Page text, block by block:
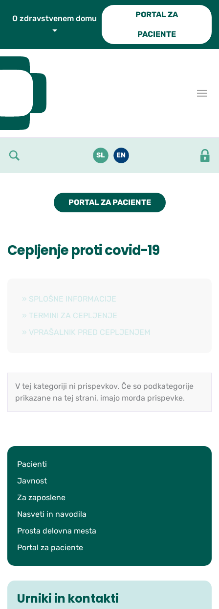
PORTAL ZA
PACIENTE
SL EN
PORTAL ZA PACIENTE
Pacienti
Javnost
Za zaposlene
Nasveti in navodila
Prosta delovna mesta
Portal za paciente
Urniki in kontakti
Cepljenje proti covid-19
» SPLOŠNE INFORMACIJE
» TERMINI ZA CEPLJENJE
» VPRAŠALNIK PRED CEPLJENJEM
V tej kategoriji ni prispevkov. Če so podkategorije
prikazane na tej strani, imajo morda prispevke.